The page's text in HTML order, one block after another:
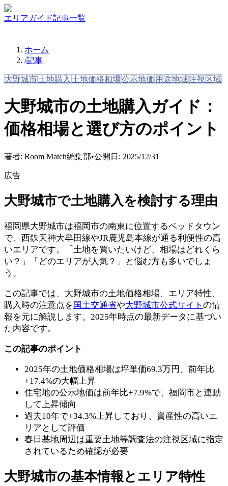
エリアガイド記事一覧
ホーム
/記事
大野城市土地購入 土地価格相場公示地価 用途地域注視区域
大野城市の土地購入ガイド：
価格相場と選び方のポイント
著者: Room Match編集部•公開日: 2025/12/31
広告
大野城市で土地購入を検討する理由
福岡県大野城市は福岡市の南東に位置するベッドタウン
で、西鉄天神大牟田線やJR鹿児島本線が通る利便性の高
いエリアです。「土地を買いたいけど、相場はどれくら
い？」「どのエリアが人気？」と悩む方も多いでしょ
う。
この記事では、大野城市の土地価格相場、エリア特性、
購入時の注意点を 国土交通省や大野城市公式サイト の情
報を元に解説します。2025年時点の最新データに基づい
た内容です。
この記事のポイント
2025年の土地価格相場は坪単価69.3万円、前年比
+17.4%の大幅上昇
住宅地の公示地価は前年比+7.9%で、福岡市と連動
して上昇傾向
過去10年で+34.3%上昇しており、資産性の高いエ
リアとして評価
春日基地周辺は重要土地等調査法の注視区域に指定
されているため確認が必要
大野城市の基本情報とエリア特性